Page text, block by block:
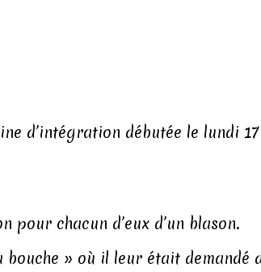
d’intégration débutée le lundi
chacun d’eux d’un blason.
bouche » où il leur était demandé